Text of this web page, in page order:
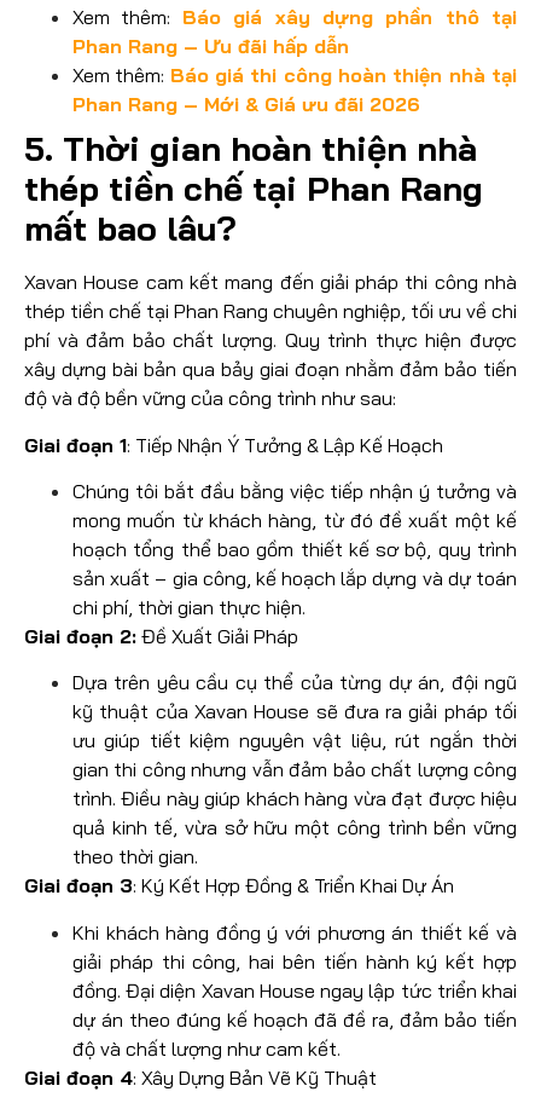
Xem thêm: Báo giá xây dựng phần thô tại
Phan Rang – Ưu đãi hấp dẫn
Xem thêm: Báo giá thi công hoàn thiện nhà tại
Phan Rang – Mới & Giá ưu đãi 2026
5. Thời gian hoàn thiện nhà
thép tiền chế tại Phan Rang
mất bao lâu?
Xavan House cam kết mang đến giải pháp thi công nhà
thép tiền chế tại Phan Rang chuyên nghiệp, tối ưu về chi
phí và đảm bảo chất lượng. Quy trình thực hiện được
xây dựng bài bản qua bảy giai đoạn nhằm đảm bảo tiến
độ và độ bền vững của công trình như sau:
Giai đoạn 1: Tiếp Nhận Ý Tưởng & Lập Kế Hoạch
Chúng tôi bắt đầu bằng việc tiếp nhận ý tưởng và
mong muốn từ khách hàng, từ đó đề xuất một kế
hoạch tổng thể bao gồm thiết kế sơ bộ, quy trình
sản xuất – gia công, kế hoạch lắp dựng và dự toán
chi phí, thời gian thực hiện.
Giai đoạn 2: Đề Xuất Giải Pháp
Dựa trên yêu cầu cụ thể của từng dự án, đội ngũ
kỹ thuật của Xavan House sẽ đưa ra giải pháp tối
ưu giúp tiết kiệm nguyên vật liệu, rút ngắn thời
gian thi công nhưng vẫn đảm bảo chất lượng công
trình. Điều này giúp khách hàng vừa đạt được hiệu
quả kinh tế, vừa sở hữu một công trình bền vững
theo thời gian.
Giai đoạn 3: Ký Kết Hợp Đồng & Triển Khai Dự Án
Khi khách hàng đồng ý với phương án thiết kế và
giải pháp thi công, hai bên tiến hành ký kết hợp
đồng. Đại diện Xavan House ngay lập tức triển khai
dự án theo đúng kế hoạch đã đề ra, đảm bảo tiến
độ và chất lượng như cam kết.
Giai đoạn 4: Xây Dựng Bản Vẽ Kỹ Thuật